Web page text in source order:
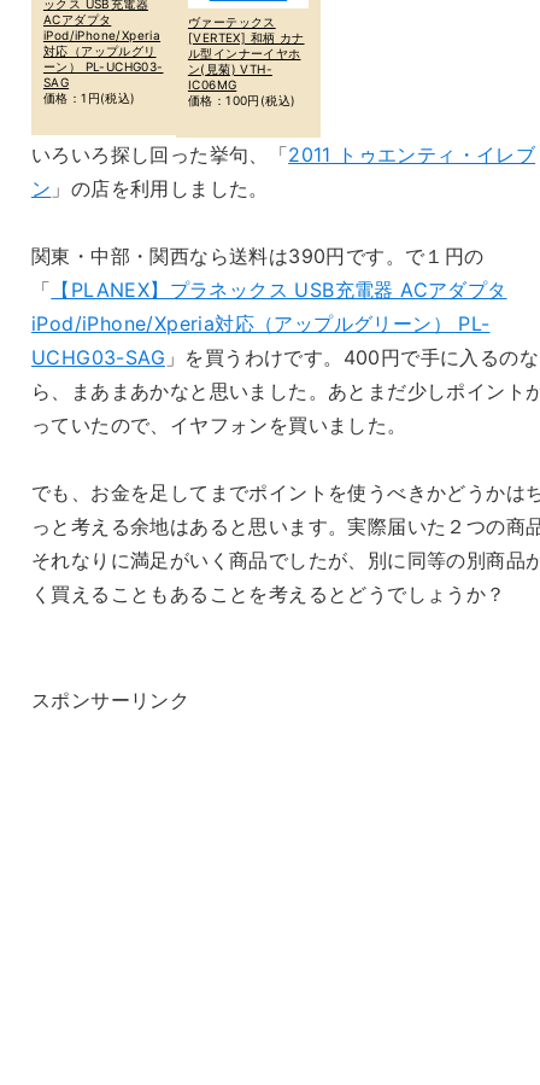
ックス USB充電器
ACアダプタ
iPod/iPhone/Xperia
対応（アップルグリ
ーン） PL-UCHG03-
SAG
価格：1円(税込)
ヴァーテックス
[VERTEX] 和柄 カナ
ル型インナーイヤホ
ン(見菊) VTH-
IC06MG
価格：100円(税込)
いろいろ探し回った挙句、「2011 トゥエンティ・イレブ
ン 」の店を利用しました。
関東・中部・関西なら送料は390円です。で１円の
「 【PLANEX】プラネックス USB充電器 ACアダプタ
iPod/iPhone/Xperia対応（アップルグリーン） PL-
UCHG03-SAG 」を買うわけです。400円で手に入るのな
ら、まあまあかなと思いました。あとまだ少しポイント
っていたので、イヤフォンを買いました。
でも、お金を足してまでポイントを使うべきかどうかは
っと考える余地はあると思います。実際届いた２つの商
それなりに満足がいく商品でしたが、別に同等の別商品
く買えることもあることを考えるとどうでしょうか？
スポンサーリンク